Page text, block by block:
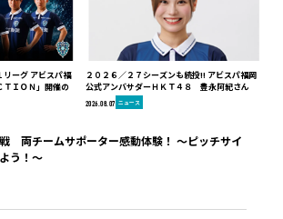
リーグ アビスパ福
ＩＯＮ」開催の
２０２６／２７シーズンも続投!! アビスパ福岡
公式アンバサダーＨＫＴ４８ 豊永阿紀さん
2026.08.07 ニュース
両チームサポーター感動体験！ ～ピッチサイ
う！～